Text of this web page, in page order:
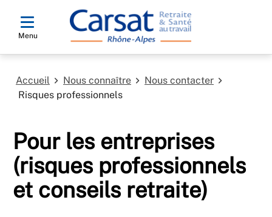
Menu
Accueil Nous connaître
Nous contacter
Risques professionnels
Pour les entreprises
(risques professionnels
et conseils retraite)